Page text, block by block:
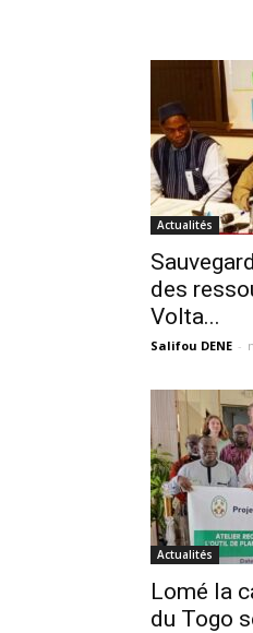
Actualités
des
Volta...
Salifou DENE -
Actualités
Lomé la
du Togo